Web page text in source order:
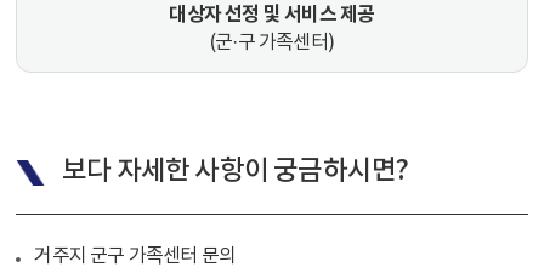
대상자 선정 및 서비스 제공
(군·구 가족센터)
보다 자세한 사항이 궁금하시면?
거주지 군구 가족센터 문의